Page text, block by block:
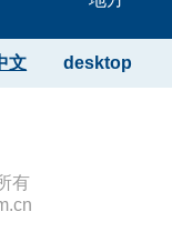
desktop
文
有